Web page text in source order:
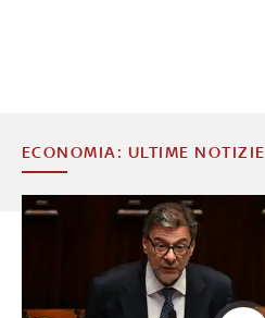
ECONOMIA: ULTIME NOTIZIE